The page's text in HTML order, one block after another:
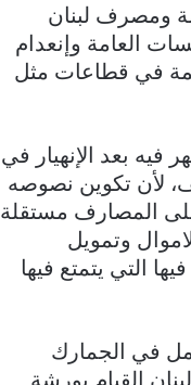
ومصرف لبنان
العامة وإنعدام
في قطاعات مثل
بعد الإنهيار في
لأن تكوين نصوصه
المصارف مستقلة
وتمويل
التي يتمتع فيها
في الجمارك
القيام بورشة